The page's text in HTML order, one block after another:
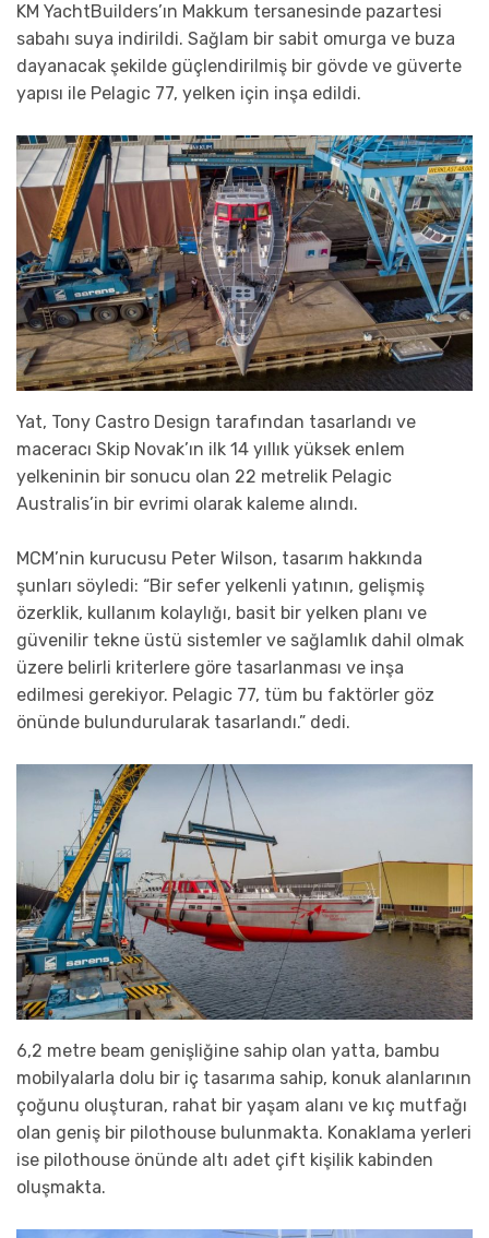
KM YachtBuilders’ın Makkum tersanesinde pazartesi
sabahı suya indirildi. Sağlam bir sabit omurga ve buza
dayanacak şekilde güçlendirilmiş bir gövde ve güverte
yapısı ile Pelagic 77, yelken için inşa edildi.
Yat, Tony Castro Design tarafından tasarlandı ve
maceracı Skip Novak’ın ilk 14 yıllık yüksek enlem
yelkeninin bir sonucu olan 22 metrelik Pelagic
Australis’in bir evrimi olarak kaleme alındı.
MCM’nin kurucusu Peter Wilson, tasarım hakkında
şunları söyledi: “Bir sefer yelkenli yatının, gelişmiş
özerklik, kullanım kolaylığı, basit bir yelken planı ve
güvenilir tekne üstü sistemler ve sağlamlık dahil olmak
üzere belirli kriterlere göre tasarlanması ve inşa
edilmesi gerekiyor. Pelagic 77, tüm bu faktörler göz
önünde bulundurularak tasarlandı.” dedi.
6,2 metre beam genişliğine sahip olan yatta, bambu
mobilyalarla dolu bir iç tasarıma sahip, konuk alanlarının
çoğunu oluşturan, rahat bir yaşam alanı ve kıç mutfağı
olan geniş bir pilothouse bulunmakta. Konaklama yerleri
ise pilothouse önünde altı adet çift kişilik kabinden
oluşmakta.